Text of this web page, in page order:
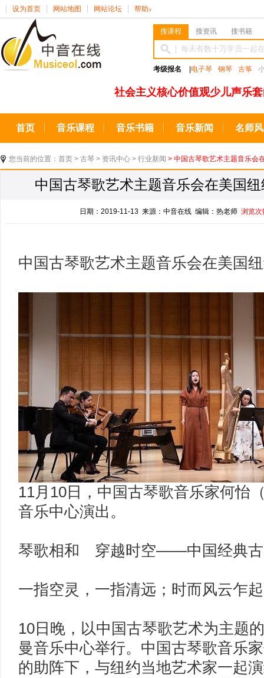
设为首页 网站地图 网站论坛 帮助 ∨
搜课程 搜资讯 搜书籍
考级报名 电子琴 钢琴 古筝
社会主义核心价值观少儿声乐
首页 音乐课程 音乐书籍 音乐新闻 名师
您当前的位置： 首页 > 古琴 > 资讯中心 > 行业新闻 > 中国古琴歌艺术主题音乐会
中国古琴歌艺术主题音乐会在美国
日期：2019-11-13 来源：中音在线 编辑：热老师 浏览次
中国古琴歌艺术主题音乐会在美国
11月10日，中国古琴歌音乐家何怡
音乐中心演出。
琴歌相和 穿越时空——中国经典古
一指空灵，一指清远；时而风云乍
10日晚，以中国古琴歌艺术为主题
曼音乐中心举行。中国古琴歌音乐
的助阵下，与纽约当地艺术家一起